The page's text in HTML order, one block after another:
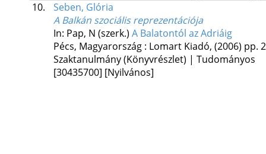
10.
Seben, Glória
A Balkán szociális reprezentációja
In: Pap, N (szerk.) A Balatontól az Adriáig
Pécs, Magyarország : Lomart Kiadó, (2006) pp.
Szaktanulmány (Könyvrészlet) | Tudományos
[30435700] [Nyilvános]